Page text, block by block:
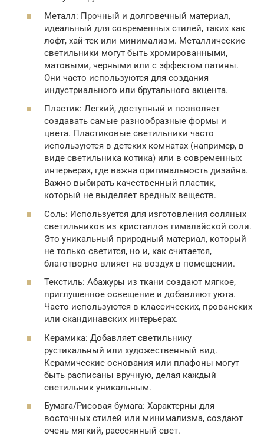
Металл: Прочный и долговечный материал,
идеальный для современных стилей, таких как
лофт, хай-тек или минимализм. Металлические
светильники могут быть хромированными,
матовыми, черными или с эффектом патины.
Они часто используются для создания
индустриального или брутального акцента.
Пластик: Легкий, доступный и позволяет
создавать самые разнообразные формы и
цвета. Пластиковые светильники часто
используются в детских комнатах (например, в
виде светильника котика) или в современных
интерьерах, где важна оригинальность дизайна.
Важно выбирать качественный пластик,
который не выделяет вредных веществ.
Соль: Используется для изготовления соляных
светильников из кристаллов гималайской соли.
Это уникальный природный материал, который
не только светится, но и, как считается,
благотворно влияет на воздух в помещении.
Текстиль: Абажуры из ткани создают мягкое,
приглушенное освещение и добавляют уюта.
Часто используются в классических, прованских
или скандинавских интерьерах.
Керамика: Добавляет светильнику
рустикальный или художественный вид.
Керамические основания или плафоны могут
быть расписаны вручную, делая каждый
светильник уникальным.
Бумага/Рисовая бумага: Характерны для
восточных стилей или минимализма, создают
очень мягкий, рассеянный свет.